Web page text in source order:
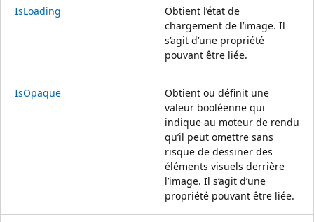
IsLoading
Obtient l’état de
chargement de l’image. Il
s’agit d’une propriété
pouvant être liée.
IsOpaque
Obtient ou définit une
valeur booléenne qui
indique au moteur de rendu
qu’il peut omettre sans
risque de dessiner des
éléments visuels derrière
l’image. Il s’agit d’une
propriété pouvant être liée.